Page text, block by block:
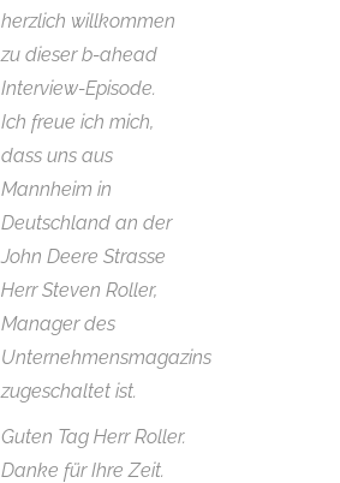
herzlich willkommen
zu dieser b-ahead
Interview-Episode.
Ich freue ich mich,
dass uns aus
Mannheim in
Deutschland an der
John Deere Strasse
Herr Steven Roller,
Manager des
Unternehmensmagazins
zugeschaltet ist.
Guten Tag Herr Roller.
Danke für Ihre Zeit.